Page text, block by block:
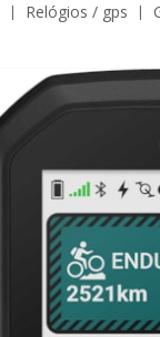
relógios / gps